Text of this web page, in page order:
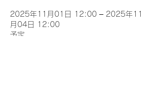
2025年11月01日 12:00 – 2025年11
月04日 12:00
予定